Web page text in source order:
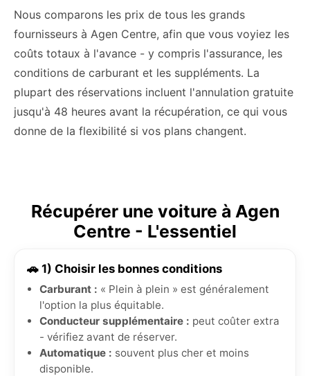
Nous comparons les prix de tous les grands
fournisseurs à Agen Centre, afin que vous voyiez les
coûts totaux à l'avance - y compris l'assurance, les
conditions de carburant et les suppléments. La
plupart des réservations incluent l'annulation gratuite
jusqu'à 48 heures avant la récupération, ce qui vous
donne de la flexibilité si vos plans changent.
Récupérer une voiture à Agen
Centre - L'essentiel
🚗 1) Choisir les bonnes conditions
Carburant : « Plein à plein » est généralement
l'option la plus équitable.
Conducteur supplémentaire : peut coûter extra
- vérifiez avant de réserver.
Automatique : souvent plus cher et moins
disponible.